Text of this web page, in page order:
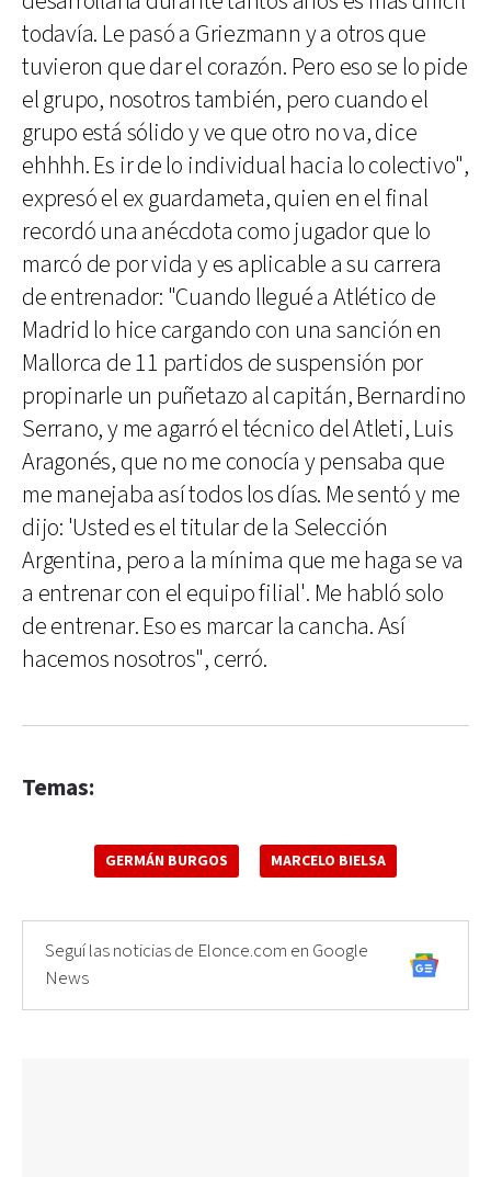
todavía. Le pasó a Griezmann y a otros que
tuvieron que dar el corazón. Pero eso se lo pide
el grupo, nosotros también, pero cuando el
grupo está sólido y ve que otro no va, dice
ehhhh. Es ir de lo individual hacia lo colectivo",
expresó el ex guardameta, quien en el final
recordó una anécdota como jugador que lo
marcó de por vida y es aplicable a su carrera
de entrenador: "Cuando llegué a Atlético de
Madrid lo hice cargando con una sanción en
Mallorca de 11 partidos de suspensión por
propinarle un puñetazo al capitán, Bernardino
Serrano, y me agarró el técnico del Atleti, Luis
Aragonés, que no me conocía y pensaba que
me manejaba así todos los días. Me sentó y me
dijo: 'Usted es el titular de la Selección
Argentina, pero a la mínima que me haga se va
a entrenar con el equipo filial'. Me habló solo
de entrenar. Eso es marcar la cancha. Así
hacemos nosotros", cerró.
Temas:
GERMÁN BURGOS MARCELO BIELSA
Seguí las noticias de Elonce.com en Google
News